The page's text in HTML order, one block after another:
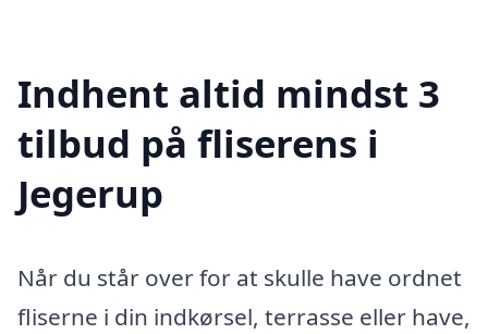
Indhent altid mindst 3
tilbud på fliserens i
Jegerup
Når du står over for at skulle have ordnet
fliserne i din indkørsel, terrasse eller have,